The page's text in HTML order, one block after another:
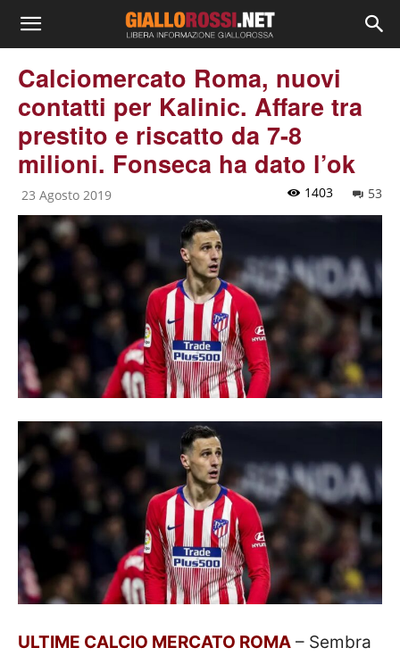
Calciomercato Roma, nuovi
contatti per Kalinic. Affare tra
prestito e riscatto da 7-8
milioni. Fonseca ha dato l’ok
23 Agosto 2019 53
1403
ULTIME CALCIO MERCATO ROMA – Sembra